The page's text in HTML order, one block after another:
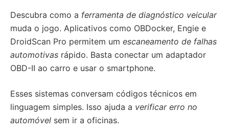
Descubra como a ferramenta de diagnóstico veicular
muda o jogo. Aplicativos como OBDocker, Engie e
DroidScan Pro permitem um escaneamento de falhas
automotivas rápido. Basta conectar um adaptador
OBD-II ao carro e usar o smartphone.
Esses sistemas conversam códigos técnicos em
linguagem simples. Isso ajuda a verificar erro no
automóvel sem ir a oficinas.